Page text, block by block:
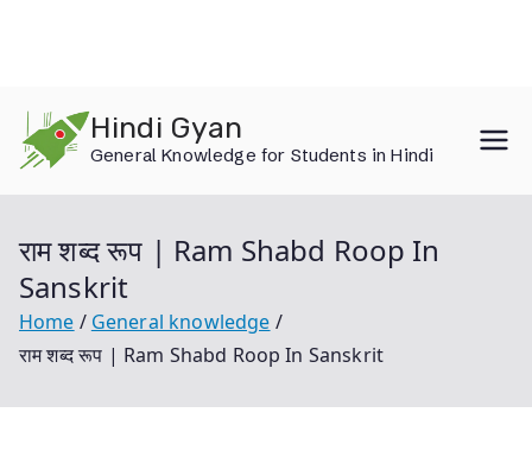
content
Hindi Gyan
General Knowledge for Students in Hindi
राम शब्द रूप | Ram Shabd Roop In
Sanskrit
Home
General knowledge
राम शब्द रूप | Ram Shabd Roop In Sanskrit